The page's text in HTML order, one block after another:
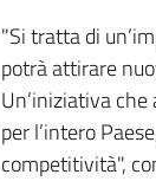
"Si tratta di
potrà attirare
Un’iniziativa
per l’intero
competitività",